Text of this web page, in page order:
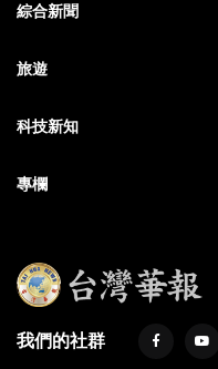
綜合新聞
旅遊
科技新知
專欄
我們的社群